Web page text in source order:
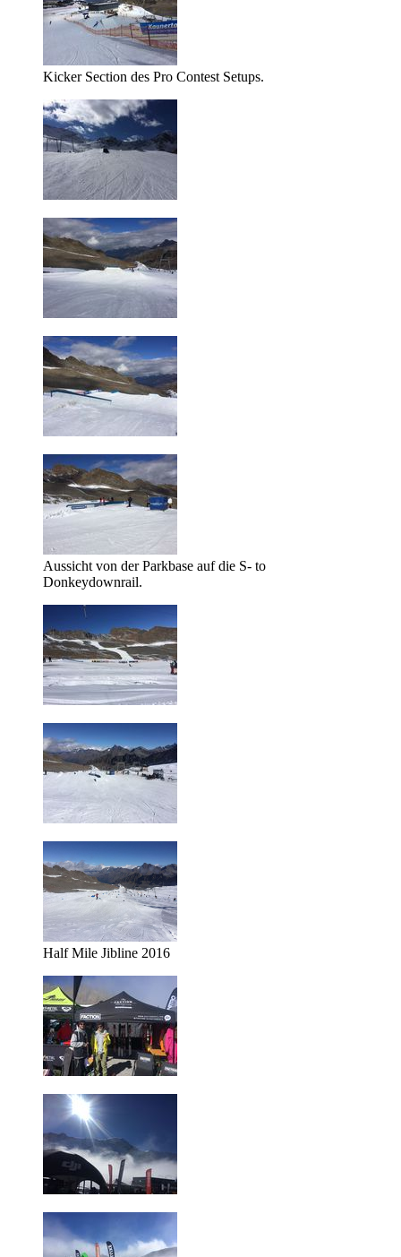
Kicker Section des Pro Contest Setups.
Aussicht von der Parkbase auf die S- to
Donkeydownrail.
Half Mile Jibline 2016